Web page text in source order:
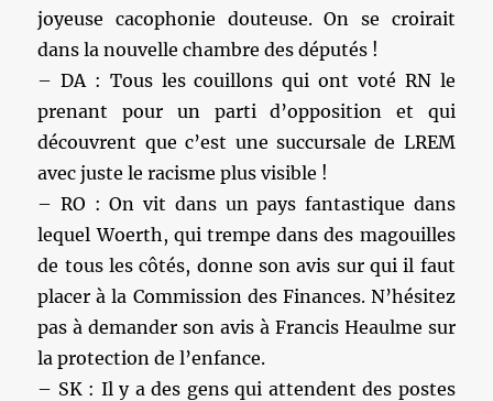
joyeuse cacophonie douteuse. On se croirait
dans la nouvelle chambre des députés !
– DA : Tous les couillons qui ont voté RN le
prenant pour un parti d’opposition et qui
découvrent que c’est une succursale de LREM
avec juste le racisme plus visible !
– RO : On vit dans un pays fantastique dans
lequel Woerth, qui trempe dans des magouilles
de tous les côtés, donne son avis sur qui il faut
placer à la Commission des Finances. N’hésitez
pas à demander son avis à Francis Heaulme sur
la protection de l’enfance.
– SK : Il y a des gens qui attendent des postes